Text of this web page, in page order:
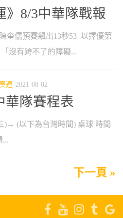
》8/3中華隊戰報
奎儒預賽飆出13秒53 以擇優第
沒有跨不了的障礙...
運 2021-08-02
華隊賽程表
)→ (以下為台灣時間) 桌球 時間
...
下一頁 »